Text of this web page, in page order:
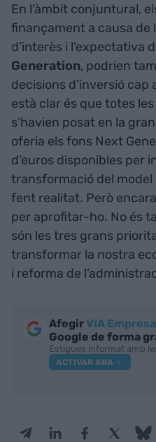
En l'àmbit conjuntural,
finançament a causa de
d’interès i l’expectativa
Generation, podrien
decisions d’inversió cap
està clar és que totes
s’havien posat en la
oferia els fons Next
d’euros disponibles per
transformació del
fent realitat. Però
per aprofitar-ho. No és
són les tres grans
transformar la nostra
i reforma de
AfegirVIA Empresa
Google de forma
Estigues informat amb
ACTIVAR ARA